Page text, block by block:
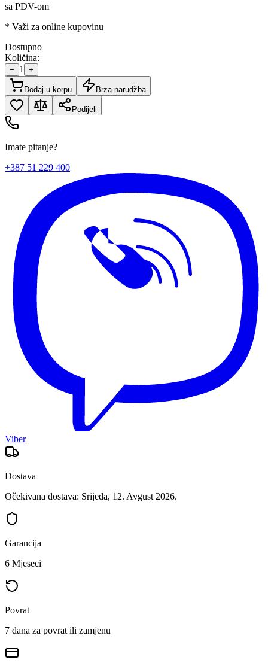
sa PDV-om
* Važi za online kupovinu
Dostupno
Količina:
− 1 +
Dodaj u korpu Brza narudžba
Podijeli
Imate pitanje?
+387 51 229 400|
Viber
Dostava
Očekivana dostava: Srijeda, 12. Avgust 2026.
Garancija
6 Mjeseci
Povrat
7 dana za povrat ili zamjenu